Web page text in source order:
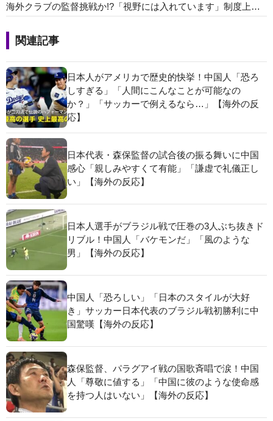
海外クラブの監督挑戦か!?「視野には入れています」制度上は
関連記事
日本人がアメリカで歴史的快挙！中国人「恐ろ
しすぎる」「人間にこんなことが可能なの
か？」「サッカーで例えるなら…」【海外の反
応】
日本代表・森保監督の試合後の振る舞いに中国
感心「親しみやすくて有能」「謙虚で礼儀正し
い」【海外の反応】
日本人選手がブラジル戦で圧巻の3人ぶち抜きド
リブル！中国人「バケモンだ」「風のような
男」【海外の反応】
中国人「恐ろしい」「日本のスタイルが大好
き」サッカー日本代表のブラジル戦初勝利に中
国驚嘆【海外の反応】
森保監督、パラグアイ戦の国歌斉唱で涙！中国
人「尊敬に値する」「中国に彼のような使命感
を持つ人はいない」【海外の反応】